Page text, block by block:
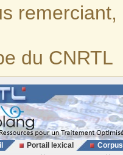
remerciant,
du CNRTL
Portail lexical Corpus